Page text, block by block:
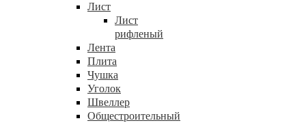
Лист
Лист
рифленый
Лента
Плита
Чушка
Уголок
Швеллер
Общестроительный